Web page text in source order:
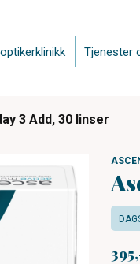
Tjenester
3 Add, 30 linser
395